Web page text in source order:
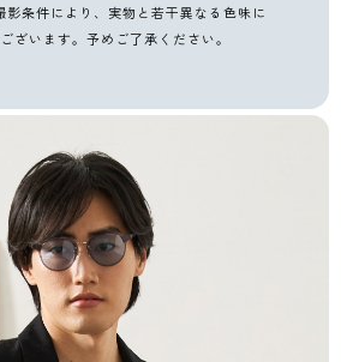
条件により、実物と若干異なる色味に
ざいます。予めご了承ください。